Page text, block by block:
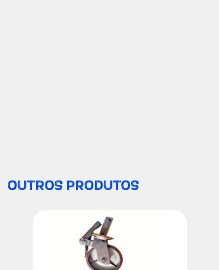
OUTROS PRODUTOS